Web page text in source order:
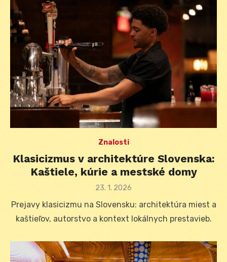
Znalosti
Klasicizmus v architektúre Slovenska:
Kaštiele, kúrie a mestské domy
Posted
23. 1. 2026
Prejavy klasicizmu na Slovensku: architektúra miest a
kaštieľov, autorstvo a kontext lokálnych prestavieb.